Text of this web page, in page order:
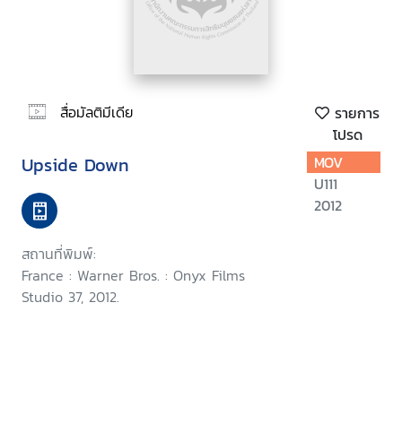
สื่อมัลติมีเดีย
รายการ
โปรด
Upside Down
สถานที่พิมพ์:
France : Warner Bros. : Onyx Films
Studio 37, 2012.
MOV
U111
2012